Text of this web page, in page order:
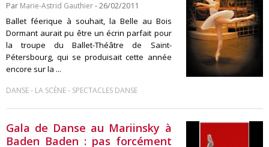
Par Marie-Astrid Gauthier- 26/02/2011
Ballet féerique à souhait, la Belle au Bois
Dormant aurait pu être un écrin parfait pour
la troupe du Ballet-Théâtre de Saint-
Pétersbourg, qui se produisait cette année
encore sur la ...
DANSE- LA SCÈNE- SPECTACLES DANSE
Gala de Danse au Mariinsky à
Baden Baden : pas forcément